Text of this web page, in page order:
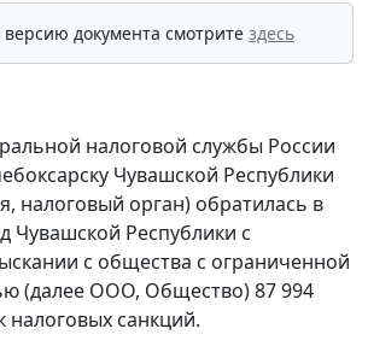
документа смотрите здесь
налоговой службы России
Чувашской Республики
налоговый орган) обратилась в
Чувашской Республики с
с общества с ограниченной
(далее ООО, Общество) 87 994
налоговых санкций.